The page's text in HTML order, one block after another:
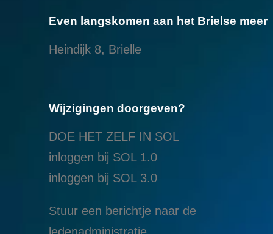
Even langskomen aan het Brielse meer
Heindijk 8, Brielle
Wijzigingen doorgeven?
DOE HET ZELF IN SOL
inloggen bij SOL 1.0
inloggen bij SOL 3.0
Stuur een berichtje naar de
ledenadministratie